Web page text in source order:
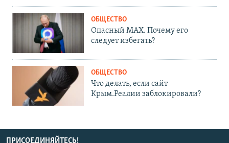
ОБЩЕСТВО
Опасный MAX. Почему его
следует избегать?
ОБЩЕСТВО
Что делать, если сайт
Крым.Реалии заблокировали?
ПРИСОЕДИНЯЙТЕСЬ!